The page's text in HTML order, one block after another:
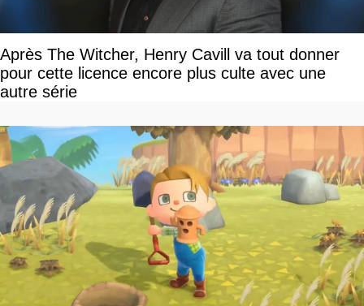
Après The Witcher, Henry Cavill va tout donner
pour cette licence encore plus culte avec une
autre série